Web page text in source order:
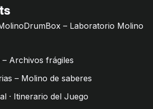
– Laboratorio Molino
Archivos frágiles
– Molino de saberes
· Itinerario del Juego